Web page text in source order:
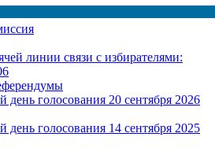
линии связи с избирателями:
день голосования 20 сентября 2026
день голосования 14 сентября 2025